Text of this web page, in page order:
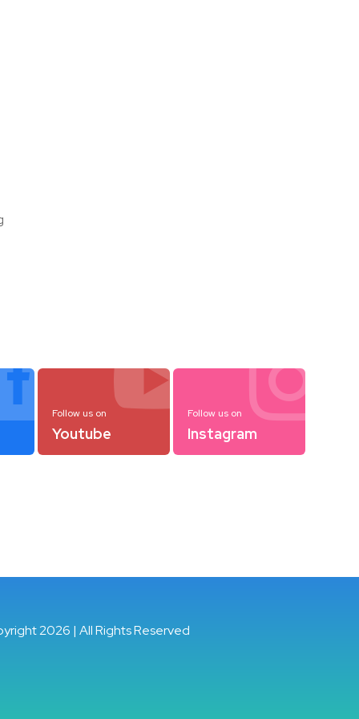

Follow us on
Youtube

Follow us on
Instagram
2026 | All Rights Reserved